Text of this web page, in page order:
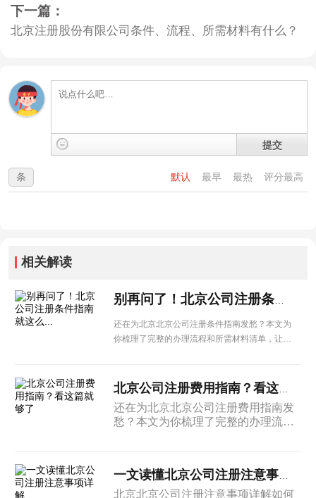
下一篇：
北京注册股份有限公司条件、流程、所需材料有什么？
提交
默认 最早 最热 评分最高
条
相关解读
还在为北京北京公司注册条件指南发愁？本文为
你梳理了完整的办理流程和所需材料清单，让企
还在为北京北京公司注册费用指南发
愁？本文为你梳理了完整的办理流程
北京北京公司注册注意事项详解如何